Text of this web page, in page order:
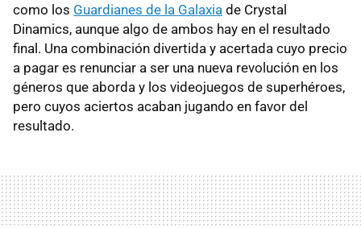
como los Guardianes de la Galaxia de Crystal
Dinamics, aunque algo de ambos hay en el resultado
final. Una combinación divertida y acertada cuyo precio
a pagar es renunciar a ser una nueva revolución en los
géneros que aborda y los videojuegos de superhéroes,
pero cuyos aciertos acaban jugando en favor del
resultado.